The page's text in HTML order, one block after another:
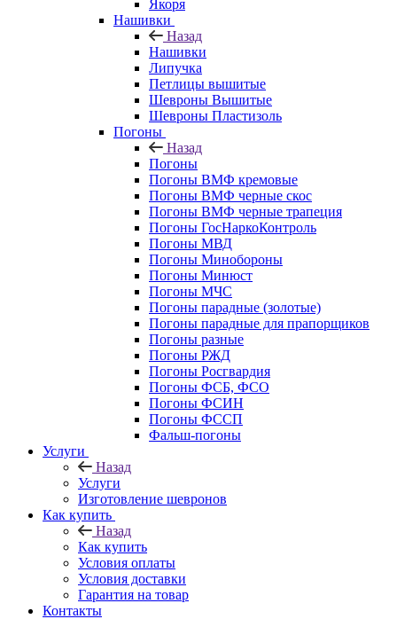
Якоря
Нашивки
Назад
Нашивки
Липучка
Петлицы вышитые
Шевроны Вышитые
Шевроны Пластизоль
Погоны
Назад
Погоны
Погоны ВМФ кремовые
Погоны ВМФ черные скос
Погоны ВМФ черные трапеция
Погоны ГосНаркоКонтроль
Погоны МВД
Погоны Минобороны
Погоны Минюст
Погоны МЧС
Погоны парадные (золотые)
Погоны парадные для прапорщиков
Погоны разные
Погоны РЖД
Погоны Росгвардия
Погоны ФСБ, ФСО
Погоны ФСИН
Погоны ФССП
Фальш-погоны
Услуги
Назад
Услуги
Изготовление шевронов
Как купить
Назад
Как купить
Условия оплаты
Условия доставки
Гарантия на товар
Контакты